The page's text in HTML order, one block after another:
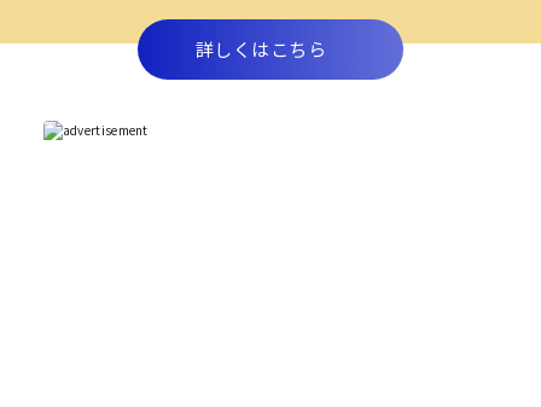
詳しくはこちら